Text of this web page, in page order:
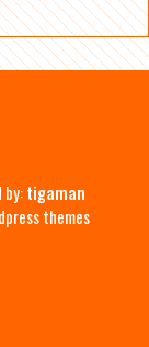
by:tigaman
themes